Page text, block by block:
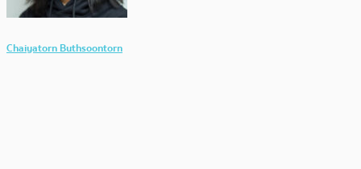
Chaiyatorn Buthsoontorn